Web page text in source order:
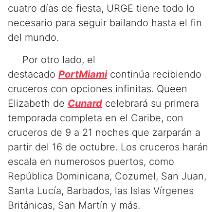
cuatro días de fiesta, URGE tiene todo lo
necesario para seguir bailando hasta el fin
del mundo.
Por otro lado, el
destacado PortMiamicontinúa recibiendo
cruceros con opciones infinitas. Queen
Elizabeth de Cunard celebrará su primera
temporada completa en el Caribe, con
cruceros de 9 a 21 noches que zarparán a
partir del 16 de octubre. Los cruceros harán
escala en numerosos puertos, como
República Dominicana, Cozumel, San Juan,
Santa Lucía, Barbados, las Islas Vírgenes
Británicas, San Martín y más.